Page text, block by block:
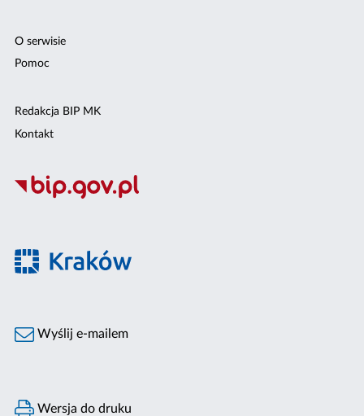
O serwisie
Pomoc
Redakcja BIP MK
Kontakt
Wyślij e-mailem
Wersja do druku